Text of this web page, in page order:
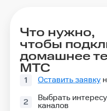
Что нужно,
чтобы
домашнее
МТС
1 Оставить заявку
2
Выбрать
каналов